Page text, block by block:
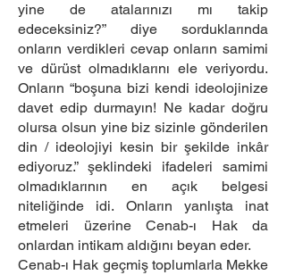
yine de atalarınızı mı takip
edeceksiniz?” diye sorduklarında
onların verdikleri cevap onların samimi
ve dürüst olmadıklarını ele veriyordu.
Onların “boşuna bizi kendi ideolojinize
davet edip durmayın! Ne kadar doğru
olursa olsun yine biz sizinle gönderilen
din / ideolojiyi kesin bir şekilde inkâr
ediyoruz.” şeklindeki ifadeleri samimi
olmadıklarının en açık belgesi
niteliğinde idi. Onların yanlışta inat
etmeleri üzerine Cenab-ı Hak da
onlardan intikam aldığını beyan eder.
Cenab-ı Hak geçmiş toplumlarla Mekke